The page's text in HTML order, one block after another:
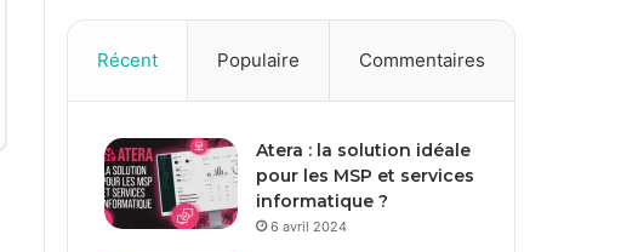
o
t
e
d
r
e
s
Récent Populaire Commentaires
Atera : la solution idéale
pour les MSP et services
informatique ?
6 avril 2024